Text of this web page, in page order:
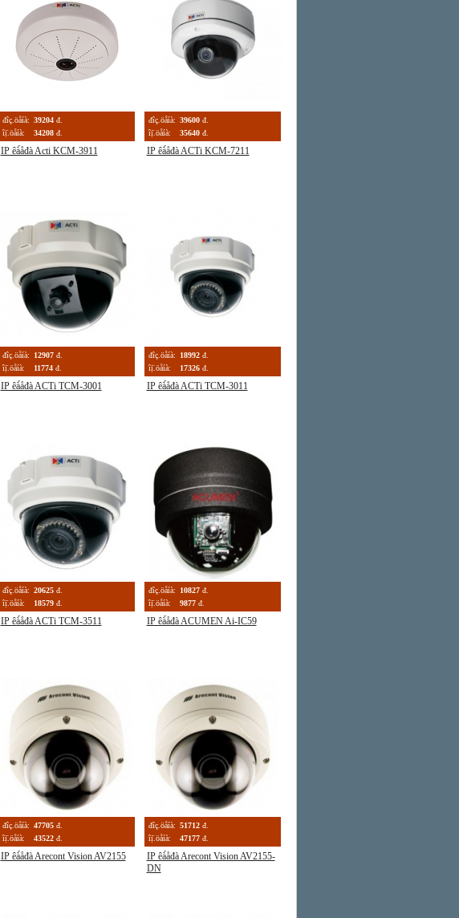
đîç.öåíà: 39204 đ.
îị̈.öåíà:
34208 đ.
IP êà́åđà Acti KCM-3911
đîç.öåíà: 39600 đ.
îị̈.öåíà:
35640 đ.
IP êà́åđà ACTi KCM-7211
đîç.öåíà: 12907 đ.
îị̈.öåíà:
11774 đ.
IP êà́åđà ACTi TCM-3001
đîç.öåíà: 18992 đ.
îị̈.öåíà:
17326 đ.
IP êà́åđà ACTi TCM-3011
đîç.öåíà: 20625 đ.
îị̈.öåíà:
18579 đ.
IP êà́åđà ACTi TCM-3511
đîç.öåíà: 10827 đ.
îị̈.öåíà:
9877 đ.
IP êà́åđà ACUMEN Ai-IC59
đîç.öåíà: 47705 đ.
îị̈.öåíà:
43522 đ.
IP êà́åđà Arecont Vision AV2155
đîç.öåíà: 51712 đ.
îị̈.öåíà:
47177 đ.
IP êà́åđà Arecont Vision AV2155-
DN